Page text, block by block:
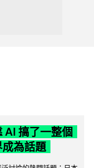
AI 搞了一整個
為話題